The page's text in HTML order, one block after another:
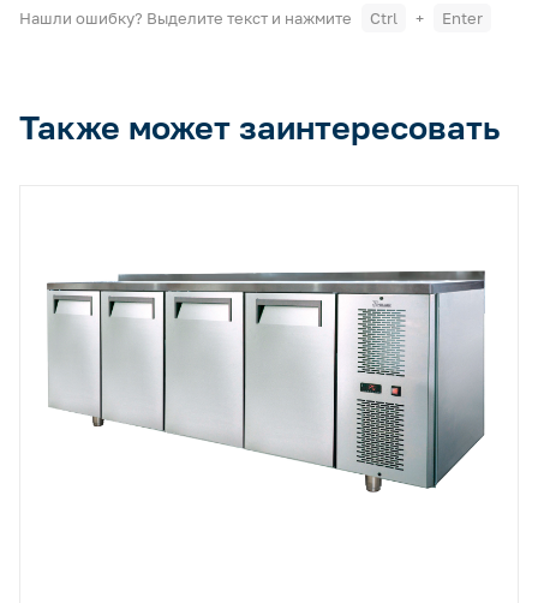
Нашли ошибку? Выделите текст и нажмите Ctrl + Enter
Также может заинтересовать